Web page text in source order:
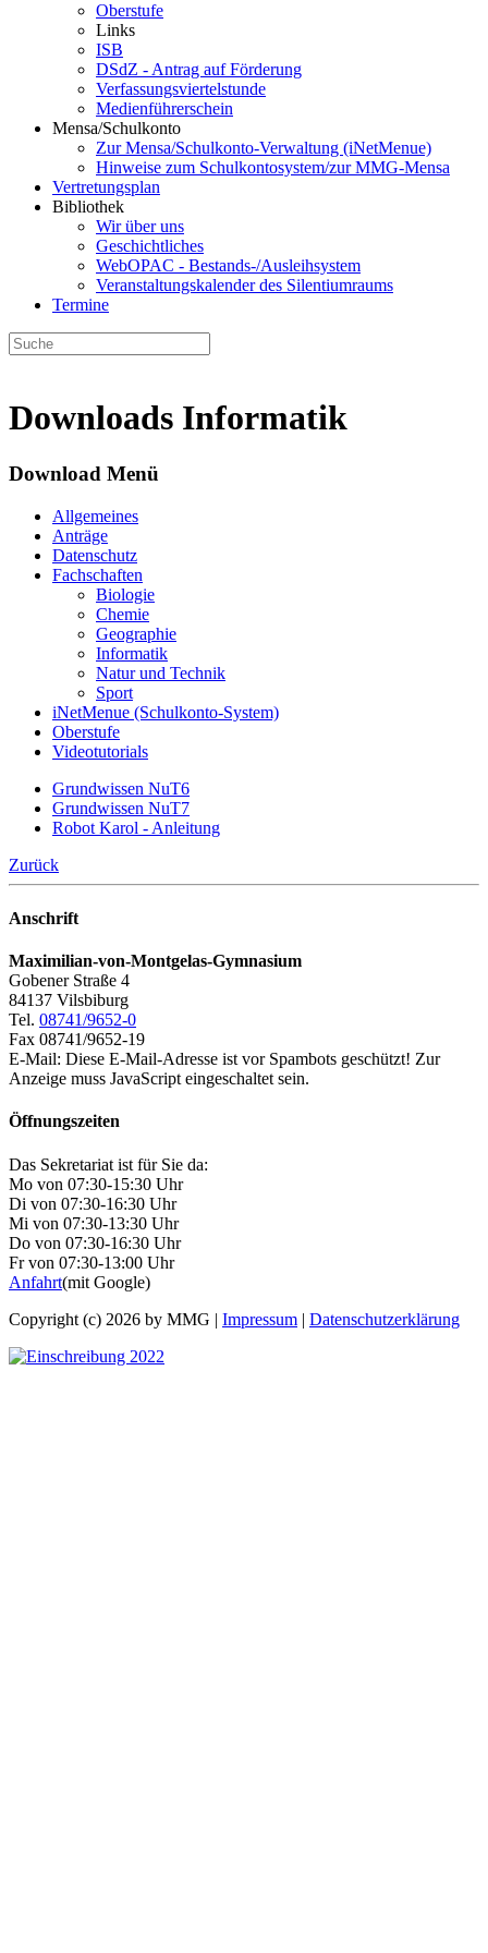
Oberstufe
Links
ISB
DSdZ - Antrag auf Förderung
Verfassungsviertelstunde
Medienführerschein
Mensa/Schulkonto
Zur Mensa/Schulkonto-Verwaltung (iNetMenue)
Hinweise zum Schulkontosystem/zur MMG-Mensa
Vertretungsplan
Bibliothek
Wir über uns
Geschichtliches
WebOPAC - Bestands-/Ausleihsystem
Veranstaltungskalender des Silentiumraums
Termine
Downloads Informatik
Download Menü
Allgemeines
Anträge
Datenschutz
Fachschaften
Biologie
Chemie
Geographie
Informatik
Natur und Technik
Sport
iNetMenue (Schulkonto-System)
Oberstufe
Videotutorials
Grundwissen NuT6
Grundwissen NuT7
Robot Karol - Anleitung
Zurück
Anschrift
Maximilian-von-Montgelas-Gymnasium
Gobener Straße 4
84137 Vilsbiburg
Tel. 08741/9652-0
Fax 08741/9652-19
E-Mail: Diese E-Mail-Adresse ist vor Spambots geschützt! Zur
Anzeige muss JavaScript eingeschaltet sein.
Öffnungszeiten
Das Sekretariat ist für Sie da:
Mo von 07:30-15:30 Uhr
Di von 07:30-16:30 Uhr
Mi von 07:30-13:30 Uhr
Do von 07:30-16:30 Uhr
Fr von 07:30-13:00 Uhr
Anfahrt(mit Google)
Copyright (c) 2026 by MMG | Impressum | Datenschutzerklärung